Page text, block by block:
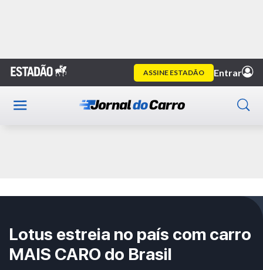
Home Vídeo
Publicidade
Lotus estreia no país com carro
MAIS CARO do Brasil